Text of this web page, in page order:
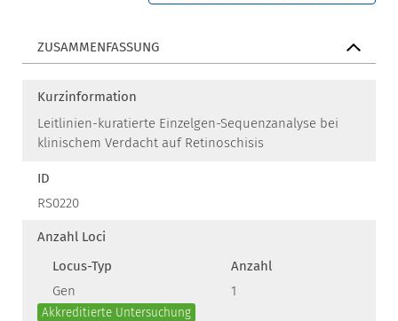
ZUSAMMENFASSUNG
Kurzinformation
Leitlinien-kuratierte Einzelgen-Sequenzanalyse bei
klinischem Verdacht auf Retinoschisis
ID
RS0220
Anzahl Loci
Locus-Typ
Anzahl
Gen
1
Akkreditierte Untersuchung